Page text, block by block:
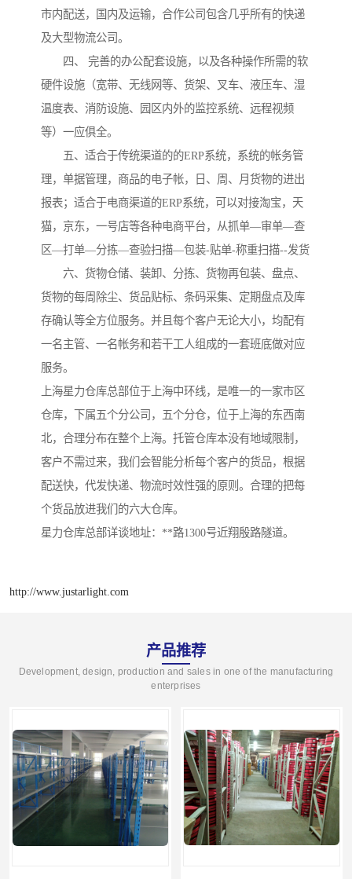
市内配送，国内及运输，合作公司包含几乎所有的快递
及大型物流公司。
四、 完善的办公配套设施，以及各种操作所需的软
硬件设施（宽带、无线网等、货架、叉车、液压车、湿
温度表、消防设施、园区内外的监控系统、远程视频
等）一应俱全。
五、适合于传统渠道的的ERP系统，系统的帐务管
理，单据管理，商品的电子帐，日、周、月货物的进出
报表；适合于电商渠道的ERP系统，可以对接淘宝，天
猫，京东，一号店等各种电商平台，从抓单—审单—查
区—打单—分拣—查验扫描—包装-贴单-称重扫描--发货
六、货物仓储、装卸、分拣、货物再包装、盘点、
货物的每周除尘、货品贴标、条码采集、定期盘点及库
存确认等全方位服务。并且每个客户无论大小，均配有
一名主管、一名帐务和若干工人组成的一套班底做对应
服务。
上海星力仓库总部位于上海中环线，是唯一的一家市区
仓库，下属五个分公司，五个分仓，位于上海的东西南
北，合理分布在整个上海。托管仓库本没有地域限制，
客户不需过来，我们会智能分析每个客户的货品，根据
配送快，代发快递、物流时效性强的原则。合理的把每
个货品放进我们的六大仓库。
星力仓库总部详谈地址：**路1300号近翔殷路隧道。
http://www.justarlight.com
产品推荐
Development, design, production and sales in one of the manufacturing
enterprises